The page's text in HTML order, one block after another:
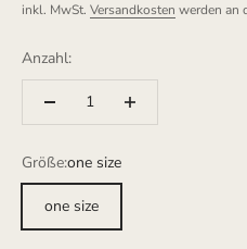
inkl. MwSt. Versandkosten werden an
Anzahl:
Größe:one size
one size